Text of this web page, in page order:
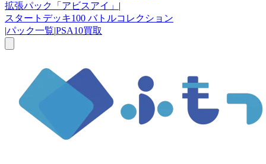
拡張パック
「アビスアイ」 |
スタートデッキ100 バトルコレクション
|パック一覧|PSA10買取